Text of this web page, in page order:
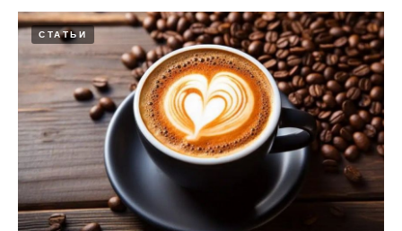
СТАТЬИ